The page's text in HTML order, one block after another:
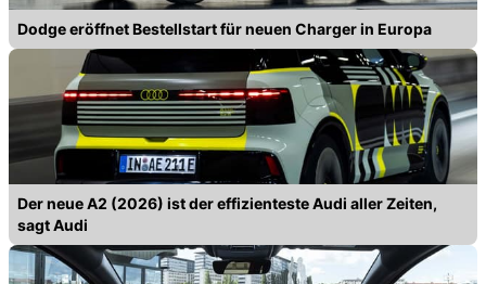
Dodge eröffnet Bestellstart für neuen Charger in Europa
Der neue A2 (2026) ist der effizienteste Audi aller Zeiten,
sagt Audi